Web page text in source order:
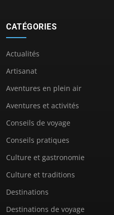
CATÉGORIES
Actualités
Artisanat
Aventures en plein air
Aventures et activités
Conseils de voyage
Conseils pratiques
Culture et gastronomie
Culture et traditions
Destinations
Destinations de voyage